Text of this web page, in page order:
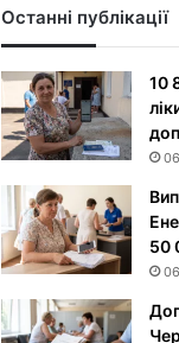
Останні публікації
10
50